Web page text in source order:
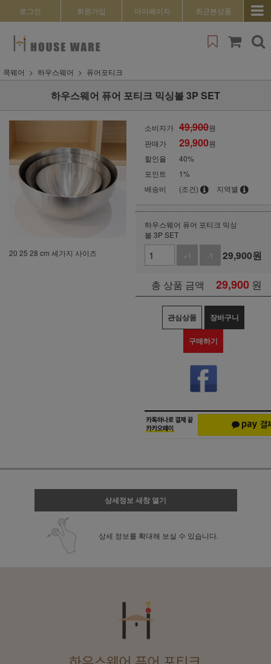
로그인 회원가입 마이페이지 최근본상품
쿡웨어 하우스웨어 퓨어포티크
하우스웨어 퓨어 포티크 믹싱볼 3P SET
20 25 28 cm 세가지 사이즈
소비자가 49,900원
판매가
29,900원
할인율
40%
포인트
1%
배송비
(조건) 지역별
하우스웨어 퓨어 포티크 믹싱
볼 3P SET
+1
-1 29,900원
총 상품 금액 29,900 원
관심상품 장바구니
구매하기
상세정보 새창 열기
상세 정보를 확대해 보실 수 있습니다.